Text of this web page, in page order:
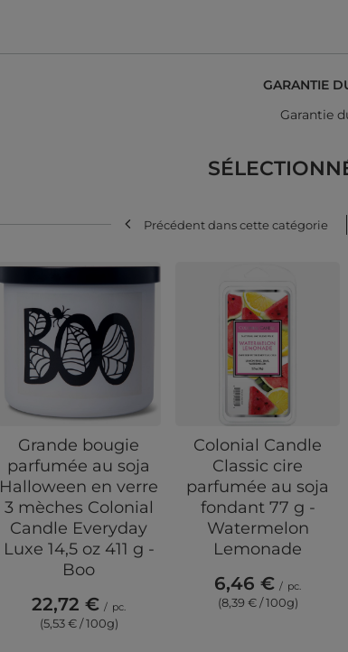
GARANTIE
Garantie
Précédent dans cette catégorie
Grande bougie
parfumée au soja
Halloween en verre
3 mèches Colonial
Candle Everyday
Luxe 14,5 oz 411 g -
Boo
22,72 € / pc.
(5,53 € / 100g)
Colonial Candle
Classic cire
parfumée au soja
fondant 77 g -
Watermelon
Lemonade
6,46 € / pc.
(8,39 € / 100g)